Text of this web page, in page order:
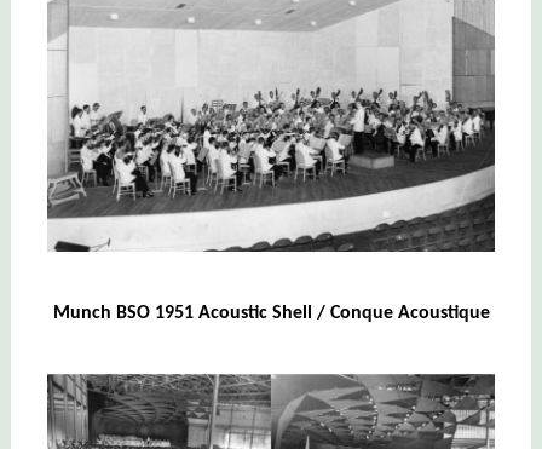
Munch BSO 1951 Acoustic Shell / Conque Acoustique